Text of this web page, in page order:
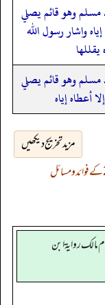
مسلم وهو قائم يصلي
واشار رسول الله
مسلم وهو قائم يصلي
أعطاه إياه
مزید تخریج دیکھیں
مالك رواية ابن